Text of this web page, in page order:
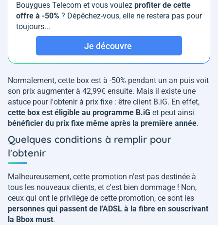
Bouygues Telecom et vous voulez profiter de cette
offre à -50% ? Dépêchez-vous, elle ne restera pas pour
toujours...
Je découvre
Normalement, cette box est à -50% pendant un an puis voit
son prix augmenter à 42,99€ ensuite. Mais il existe une
astuce pour l'obtenir à prix fixe : être client B.iG. En effet,
cette box est éligible au programme B.iG et peut ainsi
bénéficier du prix fixe même après la première année.
Quelques conditions à remplir pour
l'obtenir
Malheureusement, cette promotion n'est pas destinée à
tous les nouveaux clients, et c'est bien dommage ! Non,
ceux qui ont le privilège de cette promotion, ce sont les
personnes qui passent de l'ADSL à la fibre en souscrivant
la Bbox must.